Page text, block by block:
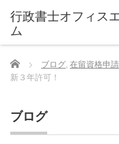
Home ブログ, 在留資格申請
新３年許可！
ブログ